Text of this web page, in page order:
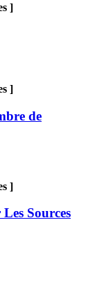
]
]
de
]
Sources